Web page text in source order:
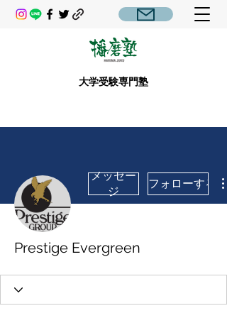
大学受験専門塾
メッセー
ジ
フォローする
Prestige Evergreen